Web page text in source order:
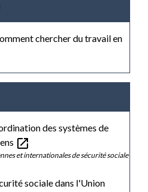
chercher du travail en
des systèmes de
open_in_new
et internationales de sécurité sociale
sociale dans l'Union